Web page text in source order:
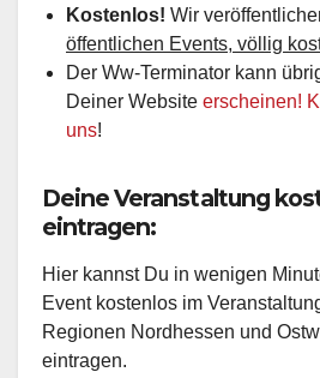
Kostenlos! Wir
öffentlichen Events, völlig
Der Ww-Terminator kann
Deiner Website erscheinen!
uns!
Deine Veranstaltung
eintragen:
Hier kannst Du in wenigen
Event kostenlos im
Regionen Nordhessen und
eintragen.